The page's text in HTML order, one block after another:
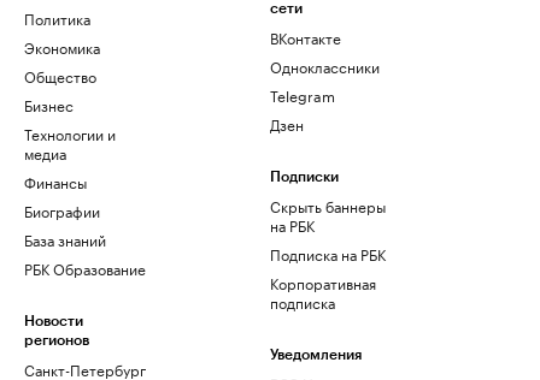
Политика
Экономика
Общество
Бизнес
Технологии и
медиа
Финансы
Биографии
База знаний
РБК Образование
Новости
регионов
Санкт-Петербург
сети
ВКонтакте
Одноклассники
Telegram
Дзен
Подписки
Скрыть баннеры
на РБК
Подписка на РБК
Корпоративная
подписка
Уведомления